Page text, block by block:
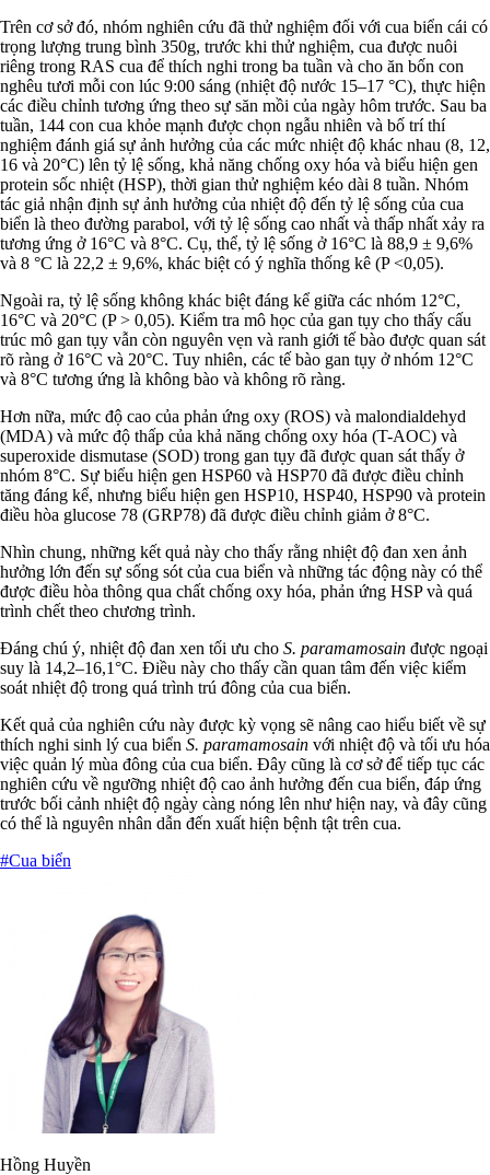
Trên cơ sở đó, nhóm nghiên cứu đã thử nghiệm đối với cua biển cái có
trọng lượng trung bình 350g, trước khi thử nghiệm, cua được nuôi
riêng trong RAS cua để thích nghi trong ba tuần và cho ăn bốn con
nghêu tươi mỗi con lúc 9:00 sáng (nhiệt độ nước 15–17 °C), thực hiện
các điều chỉnh tương ứng theo sự săn mồi của ngày hôm trước. Sau ba
tuần, 144 con cua khỏe mạnh được chọn ngẫu nhiên và bố trí thí
nghiệm đánh giá sự ảnh hưởng của các mức nhiệt độ khác nhau (8, 12,
16 và 20°C) lên tỷ lệ sống, khả năng chống oxy hóa và biểu hiện gen
protein sốc nhiệt (HSP), thời gian thử nghiệm kéo dài 8 tuần. Nhóm
tác giả nhận định sự ảnh hưởng của nhiệt độ đến tỷ lệ sống của cua
biển là theo đường parabol, với tỷ lệ sống cao nhất và thấp nhất xảy ra
tương ứng ở 16°C và 8°C. Cụ, thể, tỷ lệ sống ở 16°C là 88,9 ± 9,6%
và 8 °C là 22,2 ± 9,6%, khác biệt có ý nghĩa thống kê (P <0,05).
Ngoài ra, tỷ lệ sống không khác biệt đáng kể giữa các nhóm 12°C,
16°C và 20°C (P > 0,05). Kiểm tra mô học của gan tụy cho thấy cấu
trúc mô gan tụy vẫn còn nguyên vẹn và ranh giới tế bào được quan sát
rõ ràng ở 16°C và 20°C. Tuy nhiên, các tế bào gan tụy ở nhóm 12°C
và 8°C tương ứng là không bào và không rõ ràng.
Hơn nữa, mức độ cao của phản ứng oxy (ROS) và malondialdehyd
(MDA) và mức độ thấp của khả năng chống oxy hóa (T-AOC) và
superoxide dismutase (SOD) trong gan tụy đã được quan sát thấy ở
nhóm 8°C. Sự biểu hiện gen HSP60 và HSP70 đã được điều chỉnh
tăng đáng kể, nhưng biểu hiện gen HSP10, HSP40, HSP90 và protein
điều hòa glucose 78 (GRP78) đã được điều chỉnh giảm ở 8°C.
Nhìn chung, những kết quả này cho thấy rằng nhiệt độ đan xen ảnh
hưởng lớn đến sự sống sót của cua biển và những tác động này có thể
được điều hòa thông qua chất chống oxy hóa, phản ứng HSP và quá
trình chết theo chương trình.
Đáng chú ý, nhiệt độ đan xen tối ưu cho S. paramamosain được ngoại
suy là 14,2–16,1°C. Điều này cho thấy cần quan tâm đến việc kiểm
soát nhiệt độ trong quá trình trú đông của cua biển.
Kết quả của nghiên cứu này được kỳ vọng sẽ nâng cao hiểu biết về sự
thích nghi sinh lý cua biển S. paramamosain với nhiệt độ và tối ưu hóa
việc quản lý mùa đông của cua biển. Đây cũng là cơ sở để tiếp tục các
nghiên cứu về ngưỡng nhiệt độ cao ảnh hưởng đến cua biển, đáp ứng
trước bối cảnh nhiệt độ ngày càng nóng lên như hiện nay, và đây cũng
có thể là nguyên nhân dẫn đến xuất hiện bệnh tật trên cua.
#Cua biển
Hồng Huyền